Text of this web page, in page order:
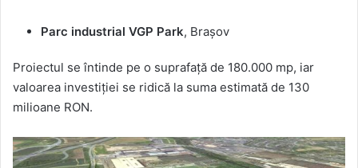
Parc industrial VGP Park, Brașov
Proiectul se întinde pe o suprafață de 180.000 mp, iar
valoarea investiției se ridică la suma estimată de 130
milioane RON.